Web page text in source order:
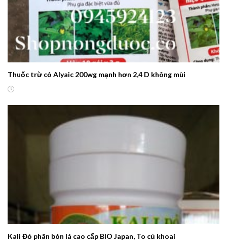
Thuốc trừ cỏ Alyaic 200wg mạnh hơn 2,4 D không mùi
Kali Đỏ phân bón lá cao cấp BIO Japan, To củ khoai